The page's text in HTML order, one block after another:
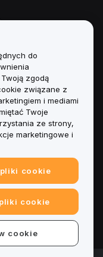
do
zgodą
związane z
i mediami
Twoje
ze strony,
marketingowe i
cookie
cookie
cookie